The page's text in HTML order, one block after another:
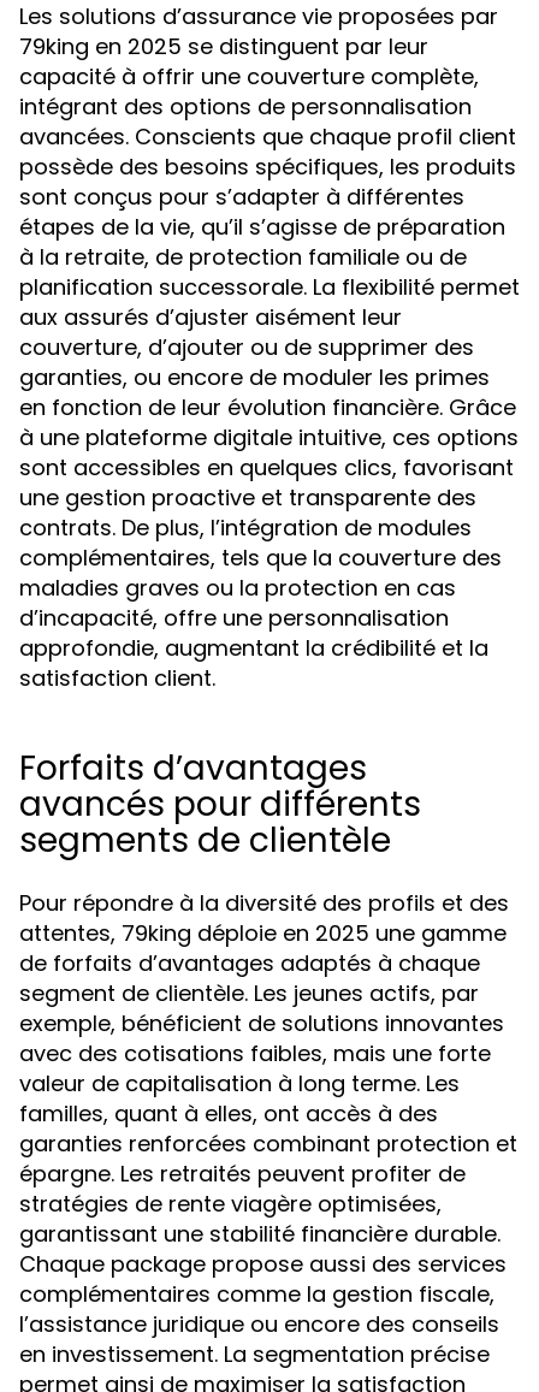
Les solutions d’assurance vie proposées par
79king en 2025 se distinguent par leur
capacité à offrir une couverture complète,
intégrant des options de personnalisation
avancées. Conscients que chaque profil client
possède des besoins spécifiques, les produits
sont conçus pour s’adapter à différentes
étapes de la vie, qu’il s’agisse de préparation
à la retraite, de protection familiale ou de
planification successorale. La flexibilité permet
aux assurés d’ajuster aisément leur
couverture, d’ajouter ou de supprimer des
garanties, ou encore de moduler les primes
en fonction de leur évolution financière. Grâce
à une plateforme digitale intuitive, ces options
sont accessibles en quelques clics, favorisant
une gestion proactive et transparente des
contrats. De plus, l’intégration de modules
complémentaires, tels que la couverture des
maladies graves ou la protection en cas
d’incapacité, offre une personnalisation
approfondie, augmentant la crédibilité et la
satisfaction client.
Forfaits d’avantages
avancés pour différents
segments de clientèle
Pour répondre à la diversité des profils et des
attentes, 79king déploie en 2025 une gamme
de forfaits d’avantages adaptés à chaque
segment de clientèle. Les jeunes actifs, par
exemple, bénéficient de solutions innovantes
avec des cotisations faibles, mais une forte
valeur de capitalisation à long terme. Les
familles, quant à elles, ont accès à des
garanties renforcées combinant protection et
épargne. Les retraités peuvent profiter de
stratégies de rente viagère optimisées,
garantissant une stabilité financière durable.
Chaque package propose aussi des services
complémentaires comme la gestion fiscale,
l’assistance juridique ou encore des conseils
en investissement. La segmentation précise
permet ainsi de maximiser la satisfaction